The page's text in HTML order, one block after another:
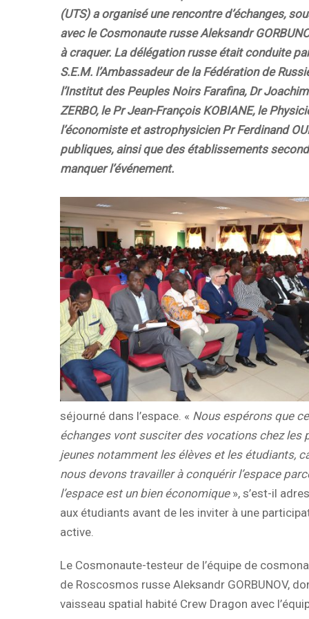
(UTS) a organisé une rencontre d’échanges,
avec le Cosmonaute russe Aleksandr
à craquer. La délégation russe était conduite
S.E.M. l’Ambassadeur de la Fédération de
l’Institut des Peuples Noirs Farafina, Dr
ZERBO, le Pr Jean-François KOBIANE, le
l’économiste et astrophysicien Pr Ferdinand
publiques, ainsi que des établissements
manquer l’événement.
séjourné dans l’espace. « Nous espérons que
échanges vont susciter des vocations chez les
jeunes notamment les élèves et les étudiants,
nous devons travailler à conquérir l’espace
l’espace est un bien économique», s’est-il
aux étudiants avant de les inviter à une
active.
Le Cosmonaute-testeur de l’équipe de
de Roscosmos russe Aleksandr GORBUNOV,
vaisseau spatial habité Crew Dragon avec